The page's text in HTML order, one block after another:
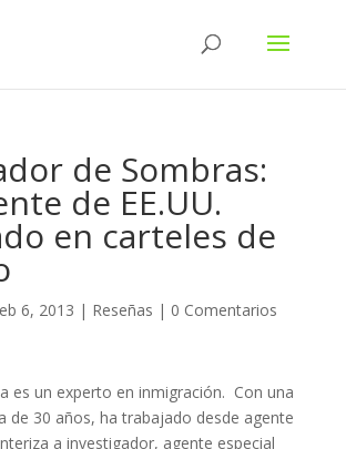
de Sombras:
de EE.UU.
en carteles de
6, 2013 | Reseñas | 0 Comentarios
es un experto en inmigración. Con una
de 30 años, ha trabajado desde agente
a investigador, agente especial